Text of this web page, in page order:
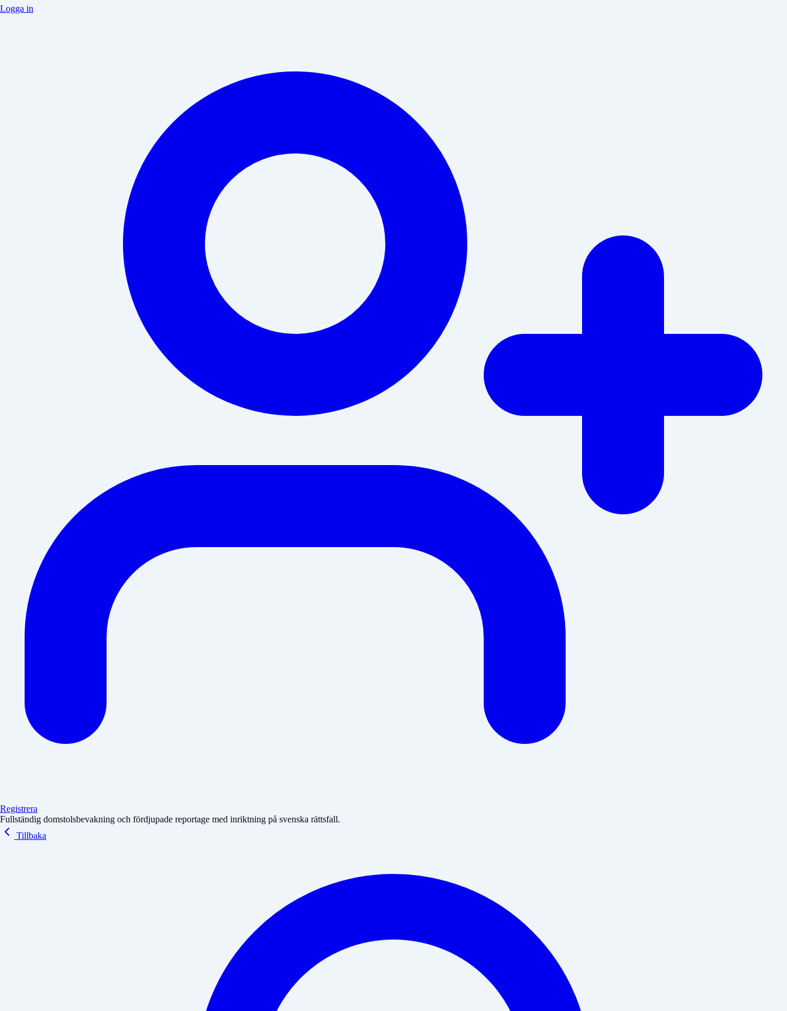
Logga in
Registrera
Fullständig domstolsbevakning och fördjupade reportage med inriktning på svenska rättsfall.
Tillbaka